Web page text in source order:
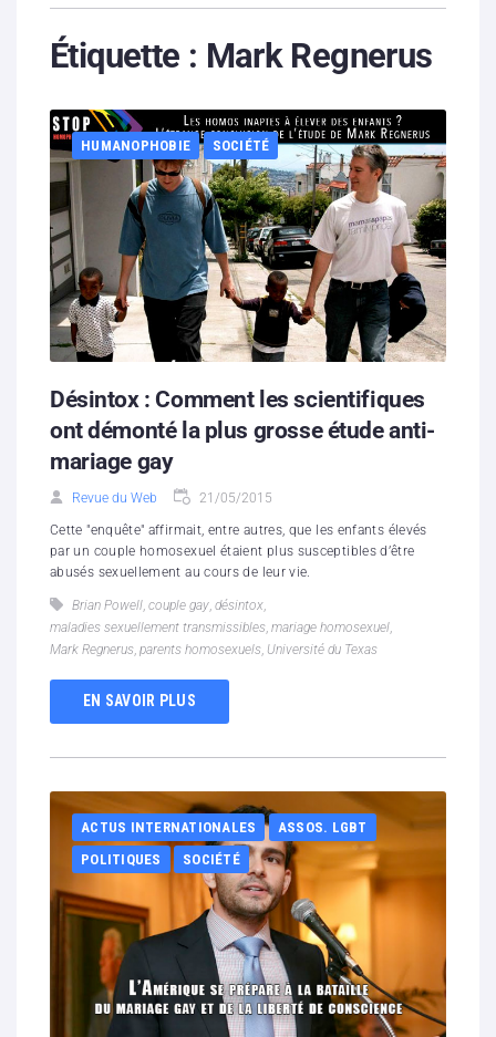
Contenus litigieux
Boutique
Partenaires
Contacts
Hébergement solidaire
Étiquette : Mark Regnerus
HUMANOPHOBIE SOCIÉTÉ
Désintox : Comment les scientifiques
ont démonté la plus grosse étude anti-
mariage gay
Revue du Web 21/05/2015
Cette "enquête" affirmait, entre autres, que les enfants élevés
par un couple homosexuel étaient plus susceptibles d’être
abusés sexuellement au cours de leur vie.
Brian Powell couple gay désintox
maladies sexuellement transmissibles mariage homosexuel
Mark Regnerus parents homosexuels Université du Texas
EN SAVOIR PLUS
ACTUS INTERNATIONALES
ASSOS. LGBT
POLITIQUES
SOCIÉTÉ